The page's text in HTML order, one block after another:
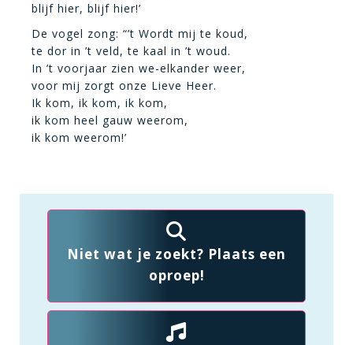
blijf hier, blijf hier!’
De vogel zong: “’t Wordt mij te koud,
te dor in ’t veld, te kaal in ’t woud.
In ’t voorjaar zien we-elkander weer,
voor mij zorgt onze Lieve Heer.
Ik kom, ik kom, ik kom,
ik kom heel gauw weerom,
ik kom weerom!’
Niet wat je zoekt? Plaats een
oproep!